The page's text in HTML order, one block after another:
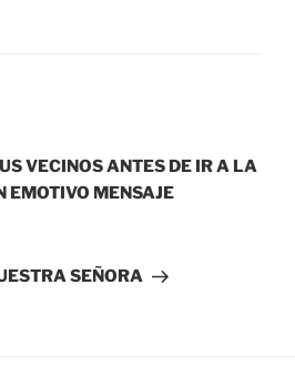
VECINOS ANTES DE IR A LA
EMOTIVO MENSAJE
SEÑORA